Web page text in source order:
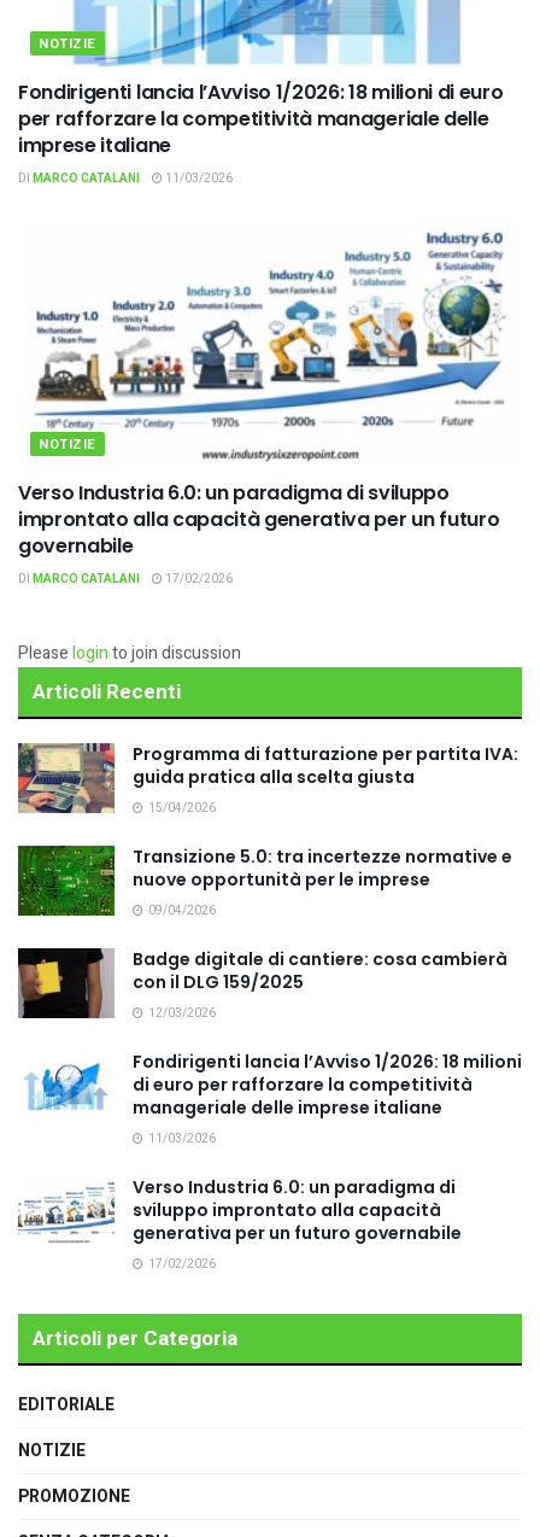
NOTIZIE
Fondirigenti lancia l’Avviso 1/2026: 18 milioni di euro
per rafforzare la competitività manageriale delle
imprese italiane
DI MARCO CATALANI 11/03/2026
NOTIZIE
Verso Industria 6.0: un paradigma di sviluppo
improntato alla capacità generativa per un futuro
governabile
DI MARCO CATALANI 17/02/2026
Pleaseloginto join discussion
Articoli Recenti
Programma di fatturazione per partita IVA:
guida pratica alla scelta giusta
15/04/2026
Transizione 5.0: tra incertezze normative e
nuove opportunità per le imprese
09/04/2026
Badge digitale di cantiere: cosa cambierà
con il DLG 159/2025
12/03/2026
Fondirigenti lancia l’Avviso 1/2026: 18 milioni
di euro per rafforzare la competitività
manageriale delle imprese italiane
11/03/2026
Verso Industria 6.0: un paradigma di
sviluppo improntato alla capacità
generativa per un futuro governabile
17/02/2026
Articoli per Categoria
EDITORIALE
NOTIZIE
PROMOZIONE